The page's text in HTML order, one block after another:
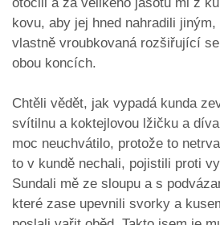
otočili a za velikého jásotu mi z
kovu, aby jej hned nahradili
vlastně vroubkovaná rozšiřující
obou koncích.
Chtěli vědět, jak vypadá kunda
svítilnu a koktejlovou lžičku a
moc neuchvátilo, protože to
to v kundě nechali, pojistili proti
Sundali mě ze sloupu a s
které zase upevnili svorky a